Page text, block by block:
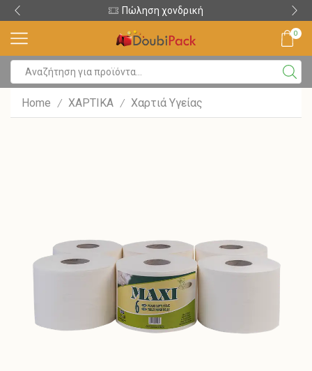
Πώληση χονδρική
0
Home / ΧΑΡΤΙΚΑ / Χαρτιά Υγείας